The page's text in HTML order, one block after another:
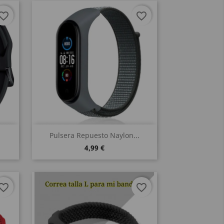
Pulsera Repuesto Naylon...
4,99 €
 Vista rápida
favorite_border
favorite_border